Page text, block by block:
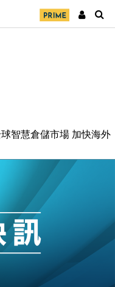
智慧倉儲市場 加快海外
萬元 斥21億翻新香港及
活動前 男子攜槍彈被捕
企業擴張放慢兼縮減人
元 支援Anthropic租用